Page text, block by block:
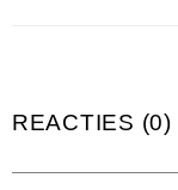
REACTIES (0)